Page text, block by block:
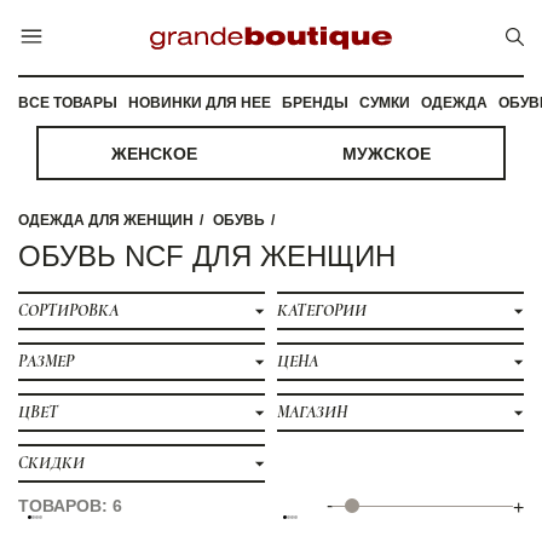
ВСЕ ТОВАРЫ НОВИНКИ ДЛЯ НЕЕ БРЕНДЫ СУМКИ ОДЕЖДА
ЖЕНСКОЕ МУЖСКОЕ
ОДЕЖДА ДЛЯ ЖЕНЩИН ОБУВЬ
ОБУВЬ NCF ДЛЯ ЖЕНЩИН
СОРТИРОВКА КАТЕГОРИИ
РАЗМЕР ЦЕНА
ЦВЕТ МАГАЗИН
СКИДКИ
ТОВАРОВ: 6 - +